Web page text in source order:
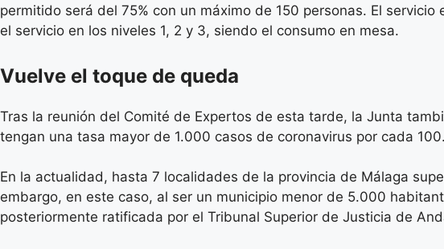
permitido será del 75% con un máximo de 150 personas. El
el servicio en los niveles 1, 2 y 3, siendo el consumo en mesa.
Vuelve el toque de queda
Tras la reunión del Comité de Expertos de esta tarde, la Junta
tengan una tasa mayor de 1.000 casos de coronavirus por cada
En la actualidad, hasta 7 localidades de la provincia de Málaga
embargo, en este caso, al ser un municipio menor de 5.000
posteriormente ratificada por el Tribunal Superior de Justicia de